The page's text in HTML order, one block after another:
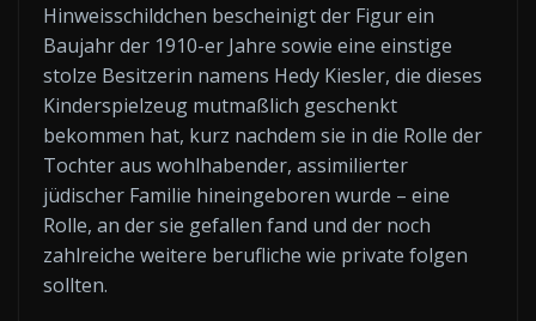
Hinweisschildchen bescheinigt der Figur ein
Baujahr der 1910-er Jahre sowie eine einstige
stolze Besitzerin namens Hedy Kiesler, die dieses
Kinderspielzeug mutmaßlich geschenkt
bekommen hat, kurz nachdem sie in die Rolle der
Tochter aus wohlhabender, assimilierter
jüdischer Familie hineingeboren wurde – eine
Rolle, an der sie gefallen fand und der noch
zahlreiche weitere berufliche wie private folgen
sollten.